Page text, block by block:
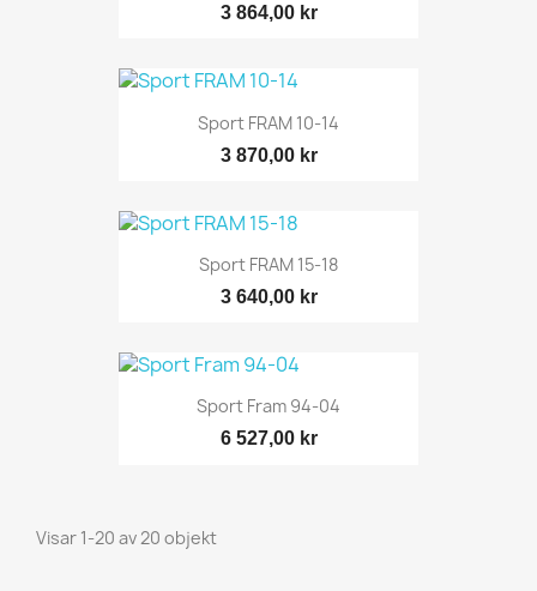
3 864,00 kr
Sport FRAM 10-14
3 870,00 kr
Sport FRAM 15-18
3 640,00 kr
Sport Fram 94-04
6 527,00 kr
Visar 1-20 av 20 objekt